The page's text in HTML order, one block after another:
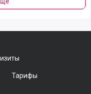
Тарифы